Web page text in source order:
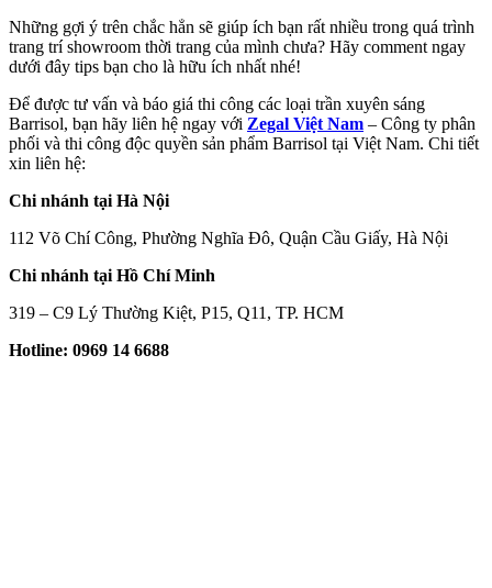
Những gợi ý trên chắc hẳn sẽ giúp ích bạn rất nhiều trong quá trình
trang trí showroom thời trang của mình chưa? Hãy comment ngay
dưới đây tips bạn cho là hữu ích nhất nhé!
Để được tư vấn và báo giá thi công các loại trần xuyên sáng
Barrisol, bạn hãy liên hệ ngay với Zegal Việt Nam – Công ty phân
phối và thi công độc quyền sản phẩm Barrisol tại Việt Nam. Chi tiết
xin liên hệ:
Chi nhánh tại Hà Nội
112 Võ Chí Công, Phường Nghĩa Đô, Quận Cầu Giấy, Hà Nội
Chi nhánh tại Hồ Chí Minh
319 – C9 Lý Thường Kiệt, P15, Q11, TP. HCM
Hotline: 0969 14 6688